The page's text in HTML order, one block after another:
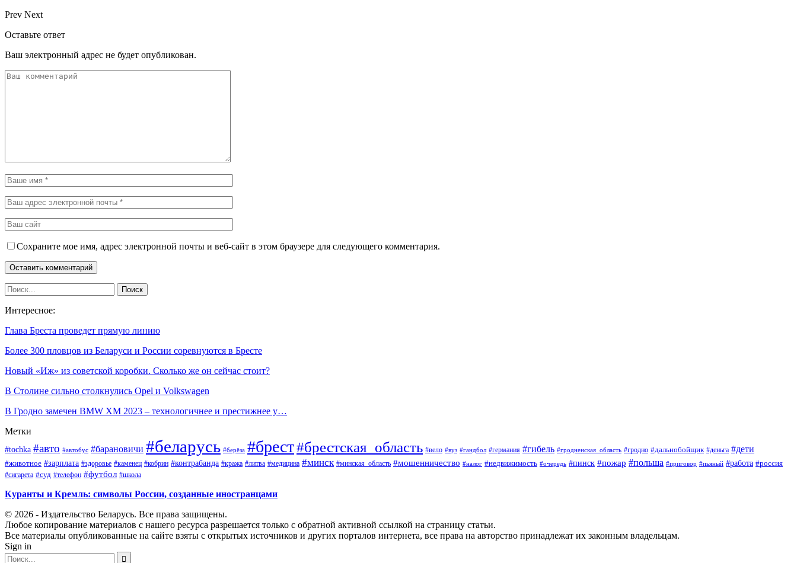
Prev Next
Оставьте ответ
Ваш электронный адрес не будет опубликован.
Сохраните мое имя, адрес электронной почты и веб-сайт в этом браузере для следующего комментария.
Интересное:
Глава Бреста проведет прямую линию
Более 300 пловцов из Беларуси и России соревнуются в Бресте
Новый «Иж» из советской коробки. Сколько же он сейчас стоит?
В Столине сильно столкнулись Opel и Volkswagen
В Гродно замечен BMW XM 2023 – технологичнее и престижнее у…
Метки
#tochka #авто #автобус #барановичи #беларусь #берёза #брест#брестская_область #вело #вуз #гандбол #германия #гибель #гродненская_область #гродно #дальнобойщик #деньга #дети
#животное #зарплата #здоровье #каменец #кобрин #контрабанда #кража #литва #медицина #минск #минская_область #мошенничество #налог #недвижимость #очередь #пинск #пожар #польша #приговор #пьяный #работа #россия
#сигарета #суд #телефон #футбол #школа
Куранты и Кремль: символы России, созданные иностранцами
© 2026 - Издательство Беларусь. Все права защищены.
Любое копирование материалов с нашего ресурса разрешается только с обратной активной ссылкой на страницу статьи.
Все материалы опубликованные на сайте взяты с открытых источников и других порталов интернета, все права на авторство принадлежат их законным владельцам.
Sign in